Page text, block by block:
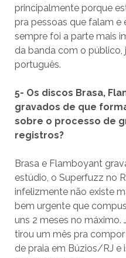
principalmente porque
pra pessoas que falam e
sempre foi a parte mais
da banda com o público,
português.
5- Os discos Brasa,
gravados de que
sobre o processo de
registros?
Brasa e Flamboyant
estúdio, o Superfuzz no
infelizmente não existe
bem urgente que
uns 2 meses no
tirou um mês pra
de praia em Búzios/RJ e